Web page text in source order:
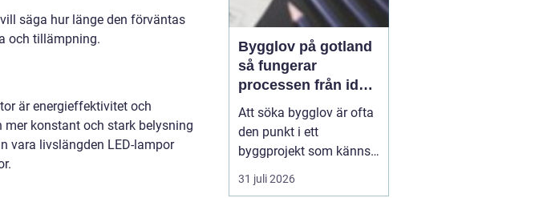
säga hur länge den förväntas
och tillämpning.
är energieffektivitet och
mer konstant och stark belysning
vara livslängden LED-lampor
Bygglov på gotland
så fungerar
processen från idé
till godkänt beslut
Att söka bygglov är ofta
den punkt i ett
byggprojekt som känns
mest osäker. Frågorna
hopar sig: vilka
31 juli 2026